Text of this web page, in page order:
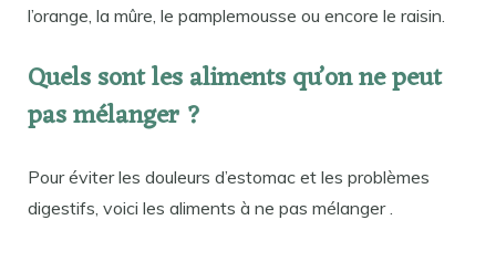
l’orange, la mûre, le pamplemousse ou encore le raisin.
Quels sont les aliments qu’on ne peut
pas mélanger ?
Pour éviter les douleurs d’estomac et les problèmes
digestifs, voici les aliments à ne pas mélanger .